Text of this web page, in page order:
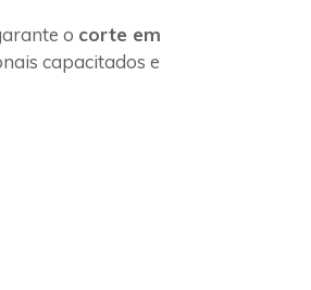
o corte em
capacitados e